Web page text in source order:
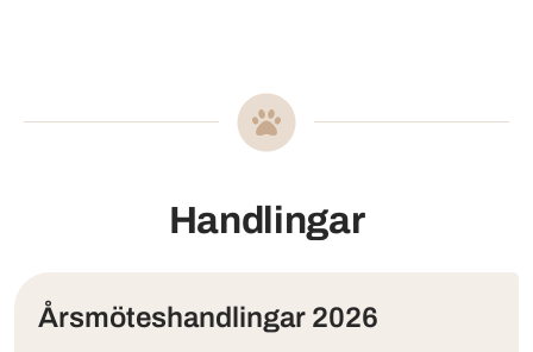
Handlingar
Årsmöteshandlingar 2026